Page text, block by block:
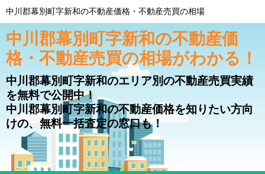
中川郡幕別町字新和の不動産価格・不動産売買の相場
中川郡幕別町字新和の不動産価
格・不動産売買の相場がわかる！
中川郡幕別町字新和のエリア別の不動産売買実績
を無料で公開中！
中川郡幕別町字新和の不動産価格を知りたい方向
けの、無料一括査定の窓口も！